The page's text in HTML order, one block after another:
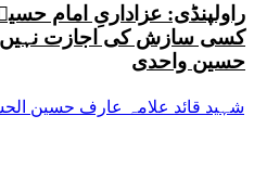
راولپنڈی: عزاداریِ امام
کسی سازش کی اجازت نہیں
حسین واحدی